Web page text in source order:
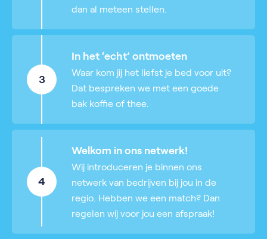
dan al meteen stellen.
3
In het ‘echt’ ontmoeten
Waar kom jij het liefst je bed voor uit?
Dat bespreken we met een goede
bak koffie of thee.
4
Welkom in ons netwerk!
Wij introduceren je binnen ons
netwerk van bedrijven bij jou in de
regio. Hebben we een match? Dan
regelen wij voor jou een afspraak!